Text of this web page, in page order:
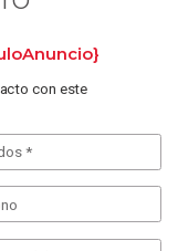
con este